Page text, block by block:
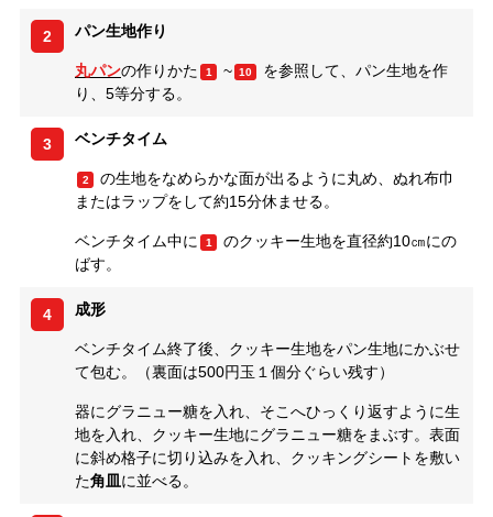
2 パン生地作り
丸パンの作りかた 1 ~ 10
を参照して、パン生地を作
り、5等分する。
3 ベンチタイム
2
の生地をなめらかな面が出るように丸め、ぬれ布巾
またはラップをして約15分休ませる。
ベンチタイム中に 1
のクッキー生地を直径約10㎝にの
ばす。
4 成形
ベンチタイム終了後、クッキー生地をパン生地にかぶせ
て包む。（裏面は500円玉１個分ぐらい残す）
器にグラニュー糖を入れ、そこへひっくり返すように生
地を入れ、クッキー生地にグラニュー糖をまぶす。表面
に斜め格子に切り込みを入れ、クッキングシートを敷い
た角皿に並べる。